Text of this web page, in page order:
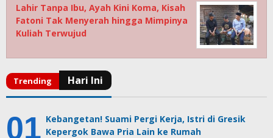
Lahir Tanpa Ibu, Ayah Kini Koma, Kisah
Fatoni Tak Menyerah hingga Mimpinya
Kuliah Terwujud
Kebangetan! Suami Pergi Kerja, Istri di Gresik
Kepergok Bawa Pria Lain ke Rumah